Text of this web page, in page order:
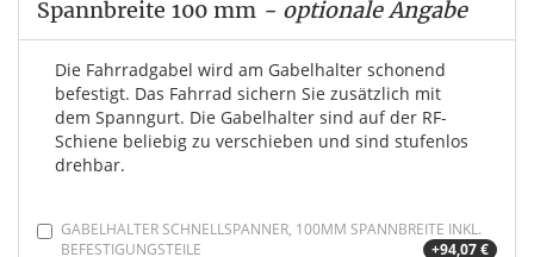
Spannbreite 100 mm - optionale Angabe
Die Fahrradgabel wird am Gabelhalter schonend
befestigt. Das Fahrrad sichern Sie zusätzlich mit
dem Spanngurt. Die Gabelhalter sind auf der RF-
Schiene beliebig zu verschieben und sind stufenlos
drehbar.
GABELHALTER SCHNELLSPANNER, 100MM SPANNBREITE INKL.
BEFESTIGUNGSTEILE
+94,07 €